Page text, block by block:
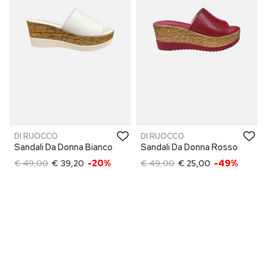
DI RUOCCO
Sandali Da Donna Bianco
€ 49,00 € 39,20 -20%
DI RUOCCO
Sandali Da Donna Rosso
€ 49,00 € 25,00 -49%